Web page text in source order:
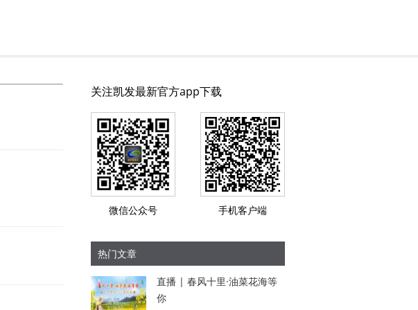
关注凯发最新官方app下载
微信公众号 手机客户端
热门文章
直播 | 春风十里·油菜花海等
你